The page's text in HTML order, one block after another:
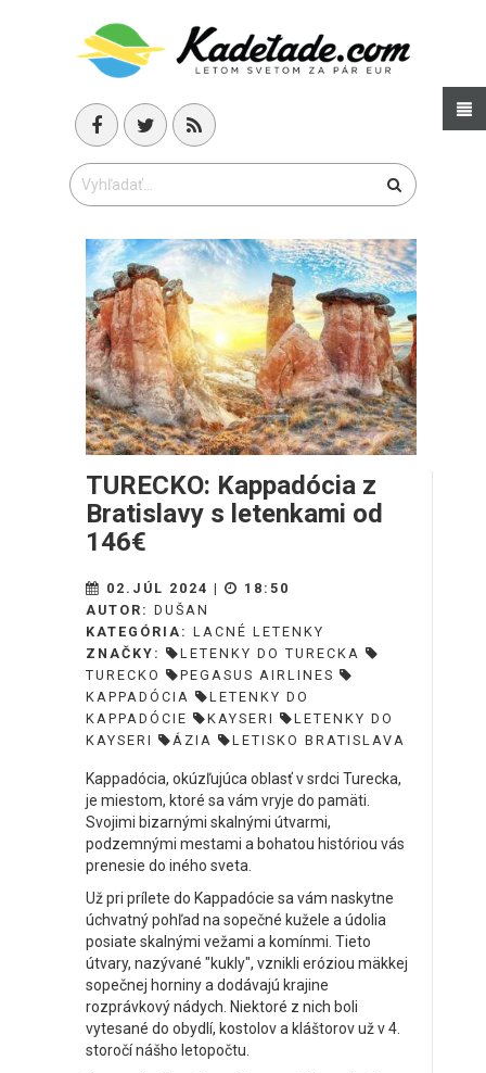
TURECKO: Kappadócia z
Bratislavy s letenkami od
146€
02.JÚL 2024 |
18:50
AUTOR: DUŠAN
KATEGÓRIA: LACNÉ LETENKY
ZNAČKY:
LETENKY DO TURECKA
TURECKO
PEGASUS AIRLINES
KAPPADÓCIA
LETENKY DO
KAPPADÓCIE
KAYSERI
LETENKY DO
KAYSERI
ÁZIA LETISKO BRATISLAVA
Kappadócia, okúzľujúca oblasť v srdci Turecka,
je miestom, ktoré sa vám vryje do pamäti.
Svojimi bizarnými skalnými útvarmi,
podzemnými mestami a bohatou históriou vás
prenesie do iného sveta.
Už pri prílete do Kappadócie sa vám naskytne
úchvatný pohľad na sopečné kužele a údolia
posiate skalnými vežami a komínmi. Tieto
útvary, nazývané "kukly", vznikli eróziou mäkkej
sopečnej horniny a dodávajú krajine
rozprávkový nádych. Niektoré z nich boli
vytesané do obydlí, kostolov a kláštorov už v 4.
storočí nášho letopočtu.